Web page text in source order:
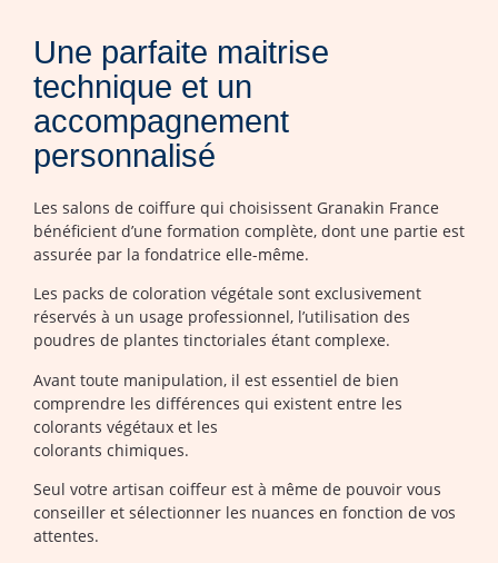
Une parfaite maitrise
technique et un
accompagnement
personnalisé
Les salons de coiffure qui choisissent Granakin France
bénéficient d’une formation complète, dont une partie est
assurée par la fondatrice elle-même.
Les packs de coloration végétale sont exclusivement
réservés à un usage professionnel, l’utilisation des
poudres de plantes tinctoriales étant complexe.
Avant toute manipulation, il est essentiel de bien
comprendre les différences qui existent entre les
colorants végétaux et les
colorants chimiques.
Seul votre artisan coiffeur est à même de pouvoir vous
conseiller et sélectionner les nuances en fonction de vos
attentes.